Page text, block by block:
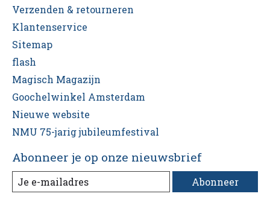
Verzenden & retourneren
Klantenservice
Sitemap
flash
Magisch Magazijn
Goochelwinkel Amsterdam
Nieuwe website
NMU 75-jarig jubileumfestival
Abonneer je op onze nieuwsbrief
Abonneer